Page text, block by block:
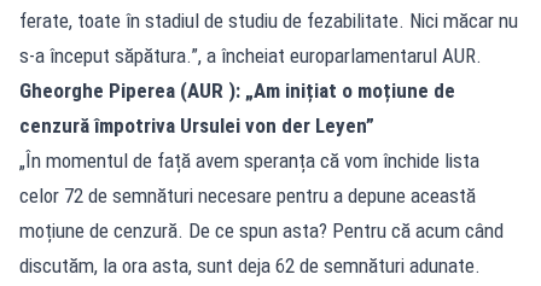
ferate, toate în stadiul de studiu de fezabilitate. Nici măcar nu
s-a început săpătura.”, a încheiat europarlamentarul AUR.
Gheorghe Piperea (AUR ): „Am inițiat o moțiune de
cenzură împotriva Ursulei von der Leyen”
„În momentul de față avem speranța că vom închide lista
celor 72 de semnături necesare pentru a depune această
moțiune de cenzură. De ce spun asta? Pentru că acum când
discutăm, la ora asta, sunt deja 62 de semnături adunate.